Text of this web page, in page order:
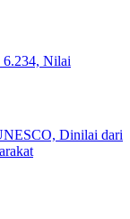
Nilai
Dinilai dari